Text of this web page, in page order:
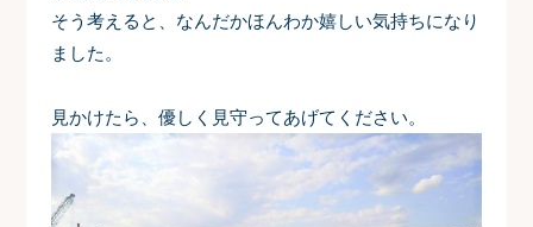
そう考えると、なんだかほんわか嬉しい気持ちになり
ました。
見かけたら、優しく見守ってあげてください。